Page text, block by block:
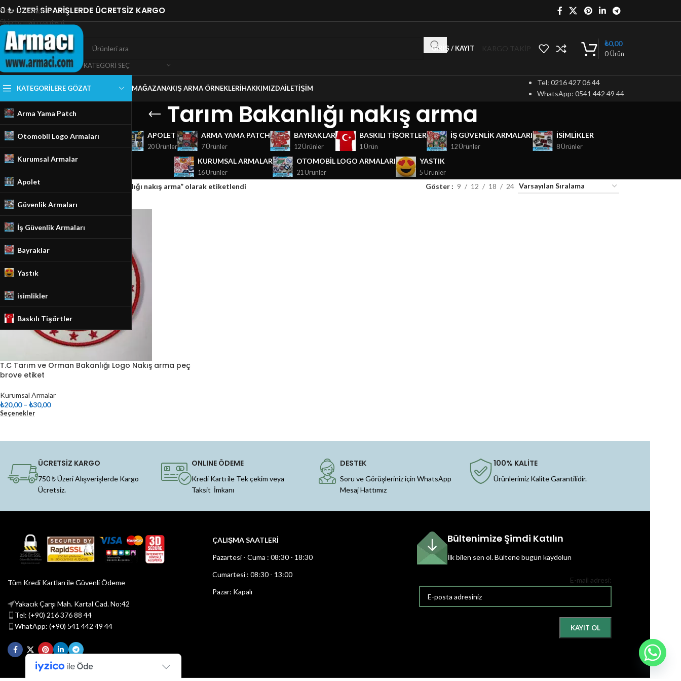
Skip to navigation
Skip to main content
₺ ÜZERİ SİPARİŞLERDE ÜCRETSİZ KARGO
KATEGORI SEÇ
GIRIŞ / KAYIT KARGO TAKİP
0Ürün
₺0,00
KATEGORILERE GÖZAT
Arma Yama Patch
Otomobil Logo Armaları
Kurumsal Armalar
Apolet
Güvenlik Armaları
İş Güvenlik Armaları
Bayraklar
Yastık
isimlikler
Baskılı Tişörtler
MAĞAZANAKIŞ ARMA ÖRNEKLERIHAKKIMIZDAİLETIŞIM
Tel: 0216 427 06 44
WhatsApp: 0541 442 49 44
Tarım Bakanlığı nakış arma
GÜVENLIK ARMALARI
18 Ürünler
APOLET
20 Ürünler
ARMA YAMA PATCH
7 Ürünler
BAYRAKLAR
12 Ürünler
BASKILI TIŞÖRTLER
1 Ürün
İŞ GÜVENLIK ARMALARI
12 Ürünler
ISIMLIKLER
8 Ürünler
KURUMSAL ARMALAR
16 Ürünler
OTOMOBIL LOGO ARMALARI
21 Ürünler
YASTIK
5 Ürünler
Ana Sayfa/Mağaza Ürünler “Tarım Bakanlığı nakış arma” olarak etiketlendi Göster 9 12 18 24
T.C Tarım ve Orman Bakanlığı Logo Nakış arma peç
brove etiket
Kurumsal Armalar
₺20,00 – ₺30,00
Seçenekler
ÜCRETSİZ KARGO
750 ₺ Üzeri Alışverişlerde Kargo
Ücretsiz.
ONLINE ÖDEME
Kredi Kartı ile Tek çekim veya
Taksit İmkanı
DESTEK
Soru ve Görüşleriniz için WhatsApp
Mesaj Hattımız
100% KALİTE
Ürünlerimiz Kalite Garantilidir.
Tüm Kredi Kartları ile Güvenli Ödeme
Yakacık Çarşı Mah. Kartal Cad. No:42
Tel: (+90) 216 376 88 44
WhatApp: (+90) 541 442 49 44
ÇALIŞMA SAATLERİ
Pazartesi - Cuma : 08:30 - 18:30
Cumartesi : 08:30 - 13:00
Pazar: Kapalı
Bültenimize Şimdi Katılın
İlk bilen sen ol.Bültene bugün kaydolun
E-mail adresi: